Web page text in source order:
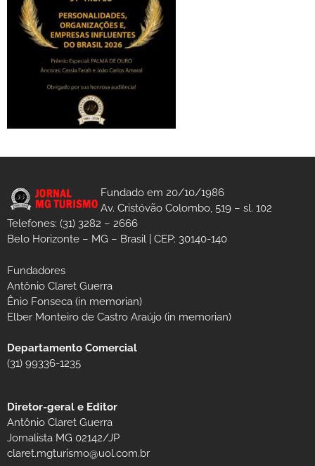
Fundado em 20/10/1986
Av. Cristóvão Colombo, 519 – sl. 102
Telefones: (31) 3282 – 2666
Belo Horizonte – MG – Brasil | CEP: 30140-140
Fundadores
Antônio Claret Guerra
Ênio Fonseca (in memorian)
Elber Monteiro de Castro Araújo (in memorian)
Departamento Comercial
(31) 99336-1235
Diretor-geral e Editor
Antônio Claret Guerra
Jornalista MG 02142/JP
claret.mgturismo@uol.com.br